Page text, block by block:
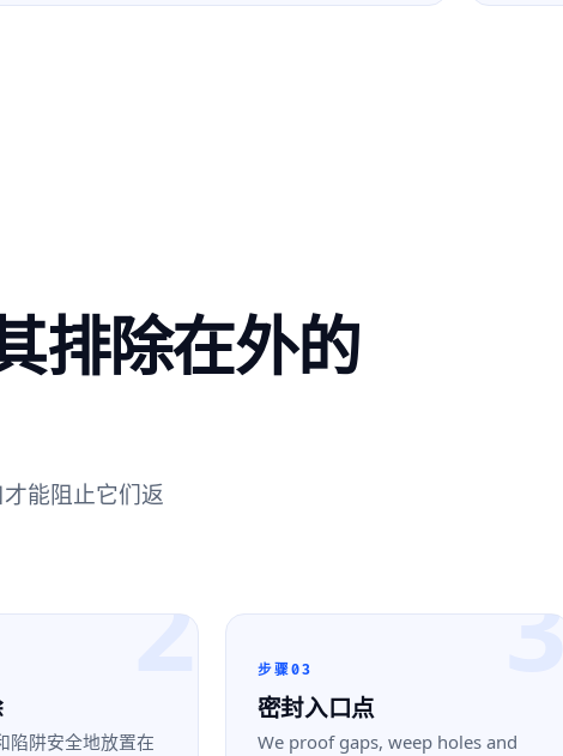
排除在外的
能阻止它们返
2
陷阱安全地放置在
3
步骤03
密封入口点
We proof gaps, weep holes and